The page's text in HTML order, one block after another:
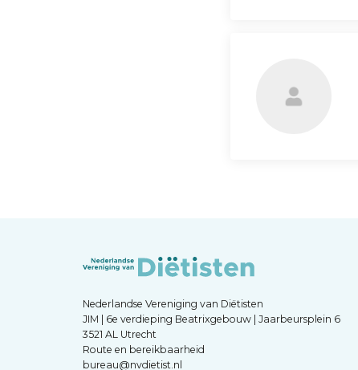
Nederlandse Vereniging van Diëtisten
JIM | 6e verdieping Beatrixgebouw | Jaarbeursplein 6
3521 AL Utrecht
Route en bereikbaarheid
bureau@nvdietist.nl